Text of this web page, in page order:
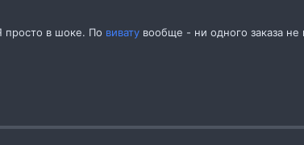
просто в шоке. По вивату вообще - ни одного заказа не